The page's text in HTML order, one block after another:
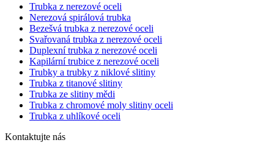
Trubka z nerezové oceli
Nerezová spirálová trubka
Bezešvá trubka z nerezové oceli
Svařovaná trubka z nerezové oceli
Duplexní trubka z nerezové oceli
Kapilární trubice z nerezové oceli
Trubky a trubky z niklové slitiny
Trubka z titanové slitiny
Trubka ze slitiny mědi
Trubka z chromové moly slitiny oceli
Trubka z uhlíkové oceli
Kontaktujte nás